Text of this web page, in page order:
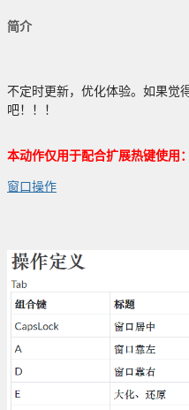
简介
不定时更新，优化体验。如果觉
吧！！！
本动作仅用于配合扩展热键使用：
窗口操作